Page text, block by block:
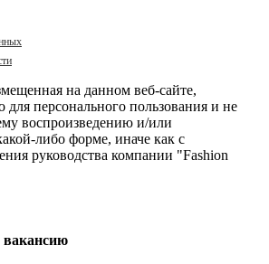
на данном веб-сайте,
для персонального пользования и не
воспроизведению и/или
либо форме, иначе как с
руководства компании "Fashion
вакансию